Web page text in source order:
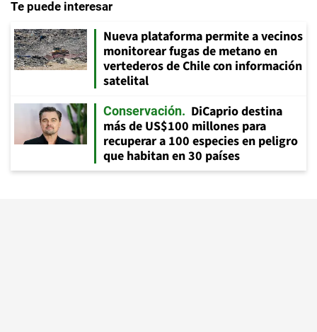
Te puede interesar
Nueva plataforma permite a vecinos
monitorear fugas de metano en
vertederos de Chile con información
satelital
Conservación
DiCaprio destina
más de US$100 millones para
recuperar a 100 especies en peligro
que habitan en 30 países